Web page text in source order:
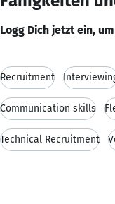
Logg Dich jetzt ein,
Recruitment
Communication skills
Technical Recruitment